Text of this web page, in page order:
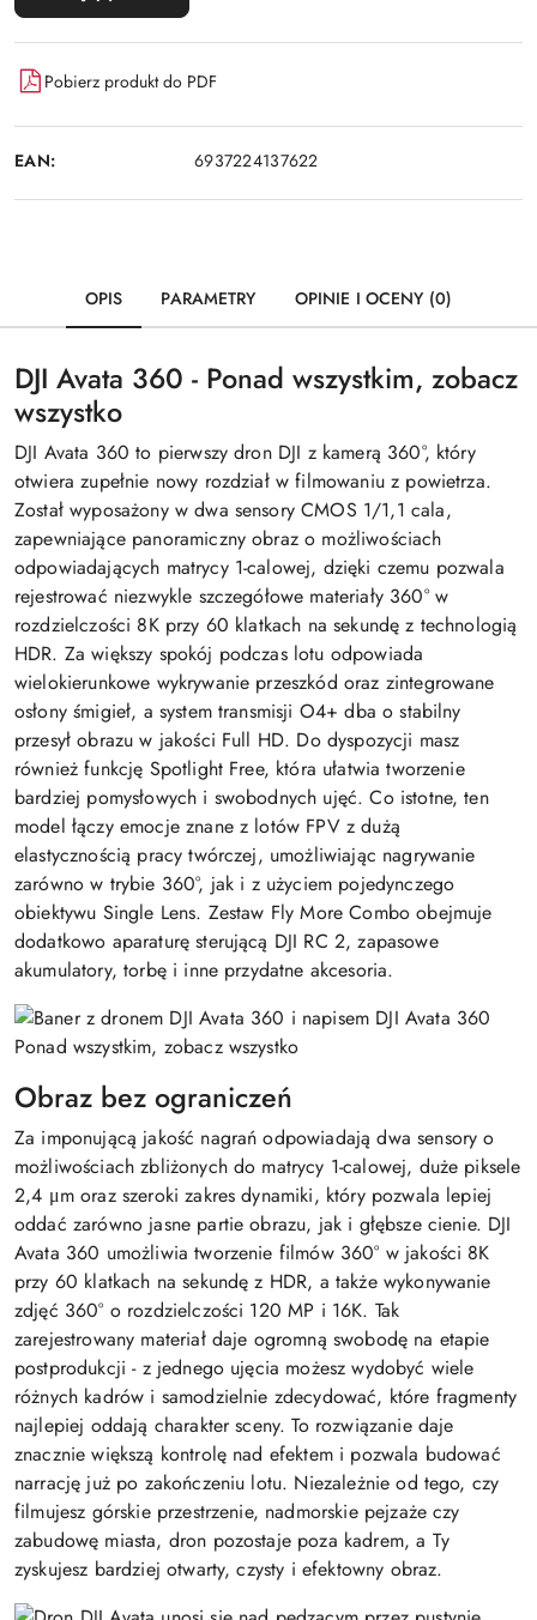
Pobierz produkt do PDF
EAN: 6937224137622
OPIS PARAMETRY OPINIE I OCENY (0)
DJI Avata 360 - Ponad wszystkim, zobacz
wszystko
DJI Avata 360 to pierwszy dron DJI z kamerą 360°, który
otwiera zupełnie nowy rozdział w filmowaniu z powietrza.
Został wyposażony w dwa sensory CMOS 1/1,1 cala,
zapewniające panoramiczny obraz o możliwościach
odpowiadających matrycy 1-calowej, dzięki czemu pozwala
rejestrować niezwykle szczegółowe materiały 360° w
rozdzielczości 8K przy 60 klatkach na sekundę z technologią
HDR. Za większy spokój podczas lotu odpowiada
wielokierunkowe wykrywanie przeszkód oraz zintegrowane
osłony śmigieł, a system transmisji O4+ dba o stabilny
przesył obrazu w jakości Full HD. Do dyspozycji masz
również funkcję Spotlight Free, która ułatwia tworzenie
bardziej pomysłowych i swobodnych ujęć. Co istotne, ten
model łączy emocje znane z lotów FPV z dużą
elastycznością pracy twórczej, umożliwiając nagrywanie
zarówno w trybie 360°, jak i z użyciem pojedynczego
obiektywu Single Lens. Zestaw Fly More Combo obejmuje
dodatkowo aparaturę sterującą DJI RC 2, zapasowe
akumulatory, torbę i inne przydatne akcesoria.
Obraz bez ograniczeń
Za imponującą jakość nagrań odpowiadają dwa sensory o
możliwościach zbliżonych do matrycy 1-calowej, duże piksele
2,4 μm oraz szeroki zakres dynamiki, który pozwala lepiej
oddać zarówno jasne partie obrazu, jak i głębsze cienie. DJI
Avata 360 umożliwia tworzenie filmów 360° w jakości 8K
przy 60 klatkach na sekundę z HDR, a także wykonywanie
zdjęć 360° o rozdzielczości 120 MP i 16K. Tak
zarejestrowany materiał daje ogromną swobodę na etapie
postprodukcji - z jednego ujęcia możesz wydobyć wiele
różnych kadrów i samodzielnie zdecydować, które fragmenty
najlepiej oddają charakter sceny. To rozwiązanie daje
znacznie większą kontrolę nad efektem i pozwala budować
narrację już po zakończeniu lotu. Niezależnie od tego, czy
filmujesz górskie przestrzenie, nadmorskie pejzaże czy
zabudowę miasta, dron pozostaje poza kadrem, a Ty
zyskujesz bardziej otwarty, czysty i efektowny obraz.